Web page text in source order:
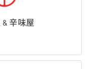
& 辛味屋